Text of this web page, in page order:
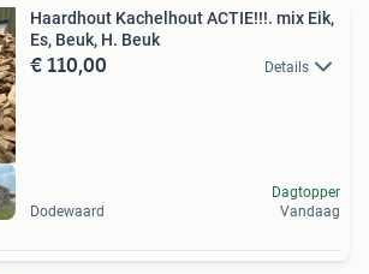
Haardhout Kachelhout ACTIE!!!. mix Eik,
Es, Beuk, H. Beuk
€ 110,00 Details
Dodewaard
Dagtopper
Vandaag